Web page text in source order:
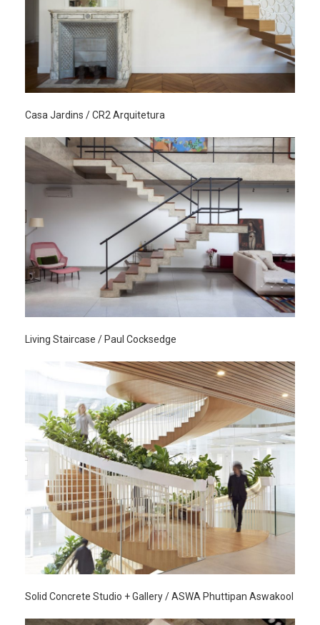
Casa Jardins / CR2 Arquitetura
Living Staircase / Paul Cocksedge
Solid Concrete Studio + Gallery / ASWA Phuttipan Aswakool